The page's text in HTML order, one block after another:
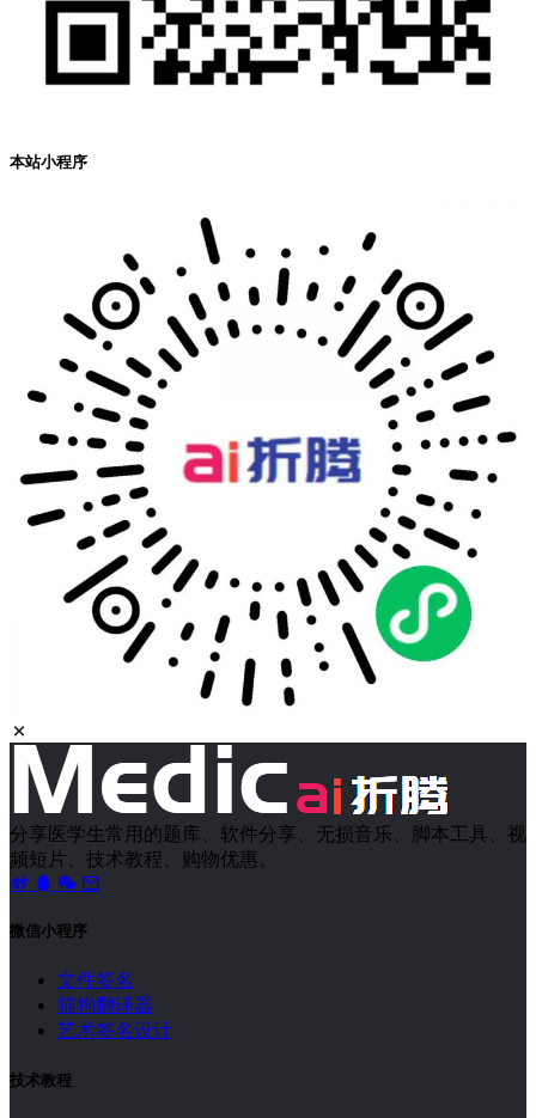
本站小程序
分享医学生常用的题库、软件分享、无损音乐、脚本工具、视
频短片、技术教程、购物优惠。
微信小程序
文件签名
猫狗翻译器
艺术签名设计
技术教程